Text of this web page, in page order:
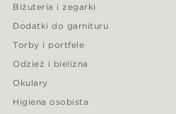
Biżuteria i zegarki
Dodatki do garnituru
Torby i portfele
Odzież i bielizna
Okulary
Higiena osobista